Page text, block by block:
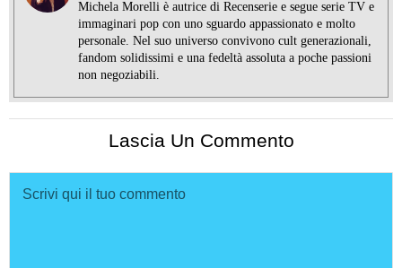
Michela Morelli è autrice di Recenserie e segue serie TV e
immaginari pop con uno sguardo appassionato e molto
personale. Nel suo universo convivono cult generazionali,
fandom solidissimi e una fedeltà assoluta a poche passioni
non negoziabili.
Lascia Un Commento